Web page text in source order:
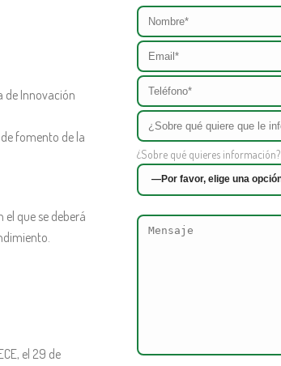
de Innovación
fomento de la
que se deberá
el 29 de
¿Sobre qué quieres información?